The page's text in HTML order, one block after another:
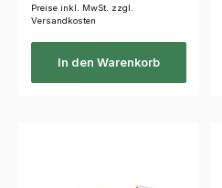
Preise inkl. MwSt. zzgl.
Versandkosten
In den Warenkorb